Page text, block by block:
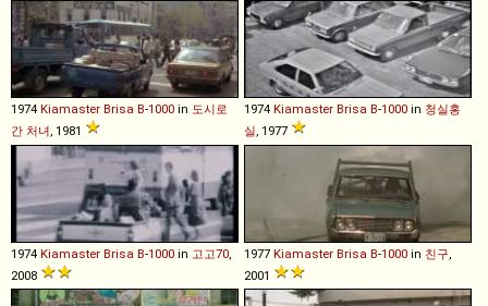
1974 Kiamaster Brisa B-1000 in 도시로
간 처녀 , 1981
1974 Kiamaster Brisa B-1000 in 청실홍
실 , 1977
1974 Kiamaster Brisa B-1000 in 고고70
2008
1977 Kiamaster Brisa B-1000 in 친구
2001